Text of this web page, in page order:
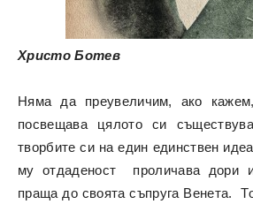
Христо Ботев
Няма да преувеличим, ако
посвещава цялото си
творбите си на един единствен
му отдаденост проличава дори
праща до своята съпруга Венета.